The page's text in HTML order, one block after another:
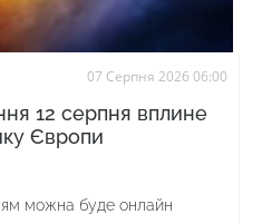
07 Серпня 2026 06:00
12 серпня вплине
Європи
можна буде онлайн